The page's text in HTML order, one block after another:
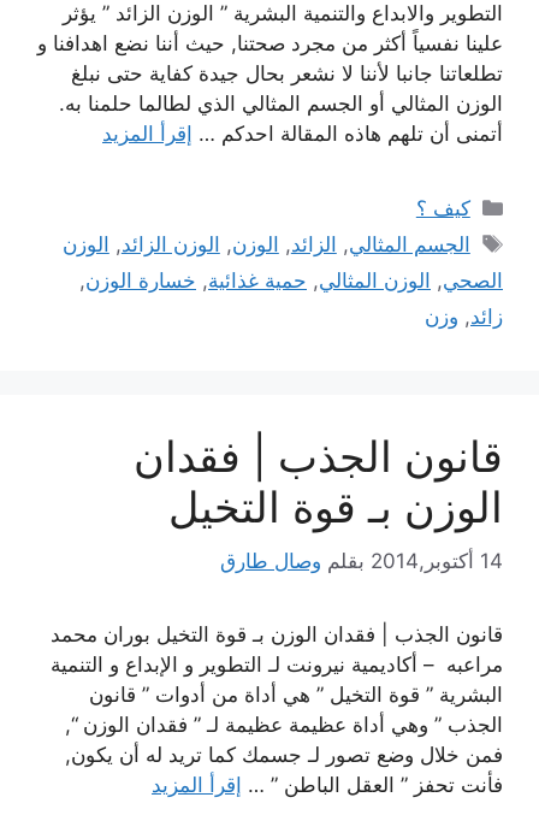
التطوير والابداع والتنمية البشرية ” الوزن الزائد ” يؤثر
علينا نفسياً أكثر من مجرد صحتنا, حيث أننا نضع اهدافنا و
تطلعاتنا جانبا لأننا لا نشعر بحال جيدة كفاية حتى نبلغ
الوزن المثالي أو الجسم المثالي الذي لطالما حلمنا به.
أتمنى أن تلهم هاذه المقالة احدكم … إقرأ المزيد
التصنيفات
كيف ؟
الوسوم
الجسم المثالي, الزائد, الوزن, الوزن الزائد, الوزن
الصحي, الوزن المثالي, حمية غذائية, خسارة الوزن,
زائد, وزن
قانون الجذب | فقدان
الوزن بـ قوة التخيل
14 أكتوبر,2014 بقلم وصال طارق
قانون الجذب | فقدان الوزن بـ قوة التخيل بوران محمد
مراعبه – أكاديمية نيرونت لـ التطوير و الإبداع و التنمية
البشرية ” قوة التخيل ” هي أداة من أدوات ” قانون
الجذب ” وهي أداة عظيمة عظيمة لـ ” فقدان الوزن “,
فمن خلال وضع تصور لـ جسمك كما تريد له أن يكون,
فأنت تحفز ” العقل الباطن ” … إقرأ المزيد